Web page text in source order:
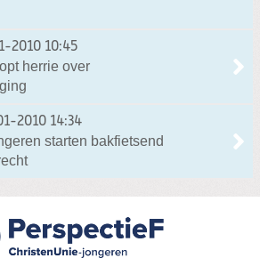
2010 10:45
herrie over
2010 14:34
starten bakfietsend